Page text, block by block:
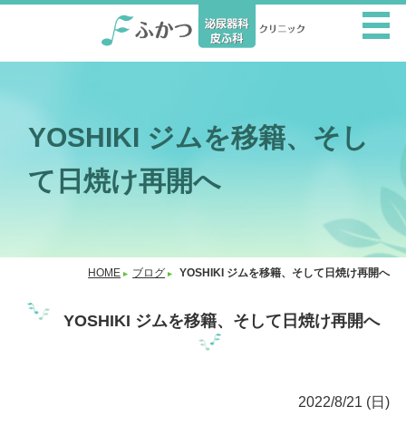
YOSHIKI ジムを移籍、そし
て日焼け再開へ
HOME ブログ YOSHIKI ジムを移籍、そして日焼け再開へ
YOSHIKI ジムを移籍、そして日焼け再開へ
2022/8/21 (日)